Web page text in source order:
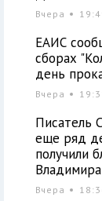
Вчера
ЕАИС
сборах
день
Вчера
Писатель
еще ряд
получили
Вчера